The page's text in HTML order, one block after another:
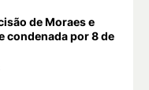
de Moraes e
condenada por 8 de